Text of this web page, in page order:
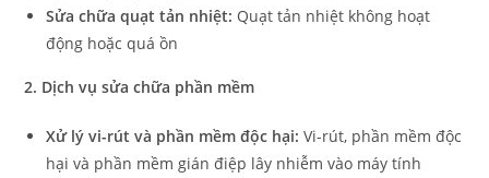
Sửa chữa quạt tản nhiệt: Quạt tản nhiệt không hoạt
động hoặc quá ồn
2. Dịch vụ sửa chữa phần mềm
Xử lý vi-rút và phần mềm độc hại: Vi-rút, phần mềm độc
hại và phần mềm gián điệp lây nhiễm vào máy tính